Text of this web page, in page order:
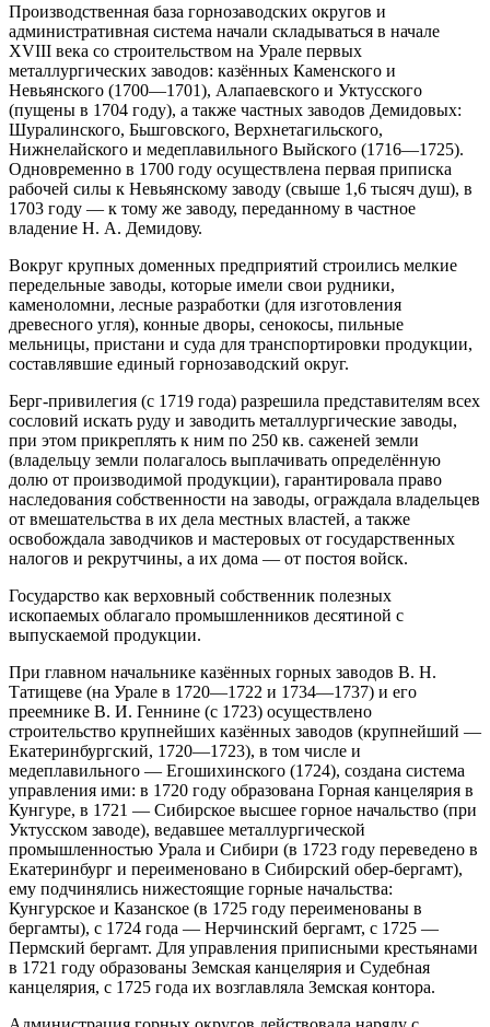
Производственная база горнозаводских округов и
административная система начали складываться в начале
XVIII века со строительством на Урале первых
металлургических заводов: казённых Каменского и
Невьянского (1700—1701), Алапаевского и Уктусского
(пущены в 1704 году), а также частных заводов Демидовых:
Шуралинского, Бьшговского, Верхнетагильского,
Нижнелайского и медеплавильного Выйского (1716—1725).
Одновременно в 1700 году осуществлена первая приписка
рабочей силы к Невьянскому заводу (свыше 1,6 тысяч душ), в
1703 году — к тому же заводу, переданному в частное
владение Н. А. Демидову.
Вокруг крупных доменных предприятий строились мелкие
передельные заводы, которые имели свои рудники,
каменоломни, лесные разработки (для изготовления
древесного угля), конные дворы, сенокосы, пильные
мельницы, пристани и суда для транспортировки продукции,
составлявшие единый горнозаводский округ.
Берг-привилегия (с 1719 года) разрешила представителям всех
сословий искать руду и заводить металлургические заводы,
при этом прикреплять к ним по 250 кв. саженей земли
(владельцу земли полагалось выплачивать определённую
долю от производимой продукции), гарантировала право
наследования собственности на заводы, ограждала владельцев
от вмешательства в их дела местных властей, а также
освобождала заводчиков и мастеровых от государственных
налогов и рекрутчины, а их дома — от постоя войск.
Государство как верховный собственник полезных
ископаемых облагало промышленников десятиной с
выпускаемой продукции.
При главном начальнике казённых горных заводов В. Н.
Татищеве (на Урале в 1720—1722 и 1734—1737) и его
преемнике В. И. Геннине (с 1723) осуществлено
строительство крупнейших казённых заводов (крупнейший —
Екатеринбургский, 1720—1723), в том числе и
медеплавильного — Егошихинского (1724), создана система
управления ими: в 1720 году образована Горная канцелярия в
Кунгуре, в 1721 — Сибирское высшее горное начальство (при
Уктусском заводе), ведавшее металлургической
промышленностью Урала и Сибири (в 1723 году переведено в
Екатеринбург и переименовано в Сибирский обер-бергамт),
ему подчинялись нижестоящие горные начальства:
Кунгурское и Казанское (в 1725 году переименованы в
бергамты), с 1724 года — Нерчинский бергамт, с 1725 —
Пермский бергамт. Для управления приписными крестьянами
в 1721 году образованы Земская канцелярия и Судебная
канцелярия, с 1725 года их возглавляла Земская контора.